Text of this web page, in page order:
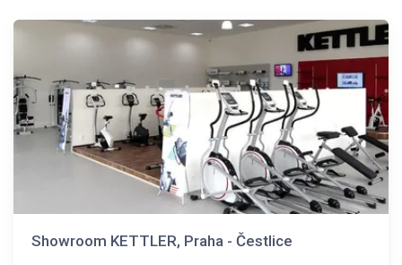
Showroom KETTLER, Praha - Čestlice